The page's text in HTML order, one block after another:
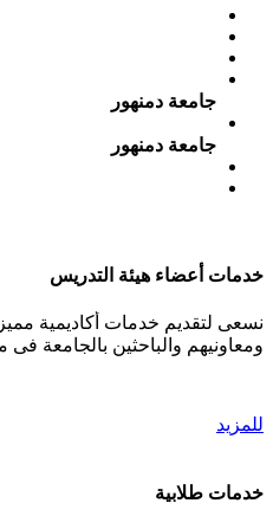
جامعة دمنهور
جامعة دمنهور
خدمات أعضاء هيئة التدريس
نسعى لتقديم خدمات أكاديمية
ومعاونيهم والباحثين بالجامعة
للمزيد
خدمات طلابية